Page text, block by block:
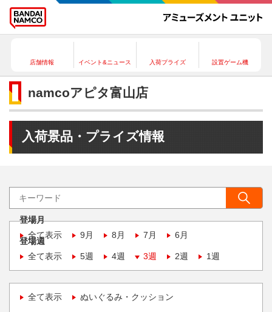
店舗情報 イベント&ニュース 入荷プライズ 設置ゲーム機
namcoアピタ富山店
入荷景品・プライズ情報
登場月
全て表示
9月 8月 7月 6月
登場週
全て表示
5週 4週 3週 2週 1週
全て表示 ぬいぐるみ・クッション